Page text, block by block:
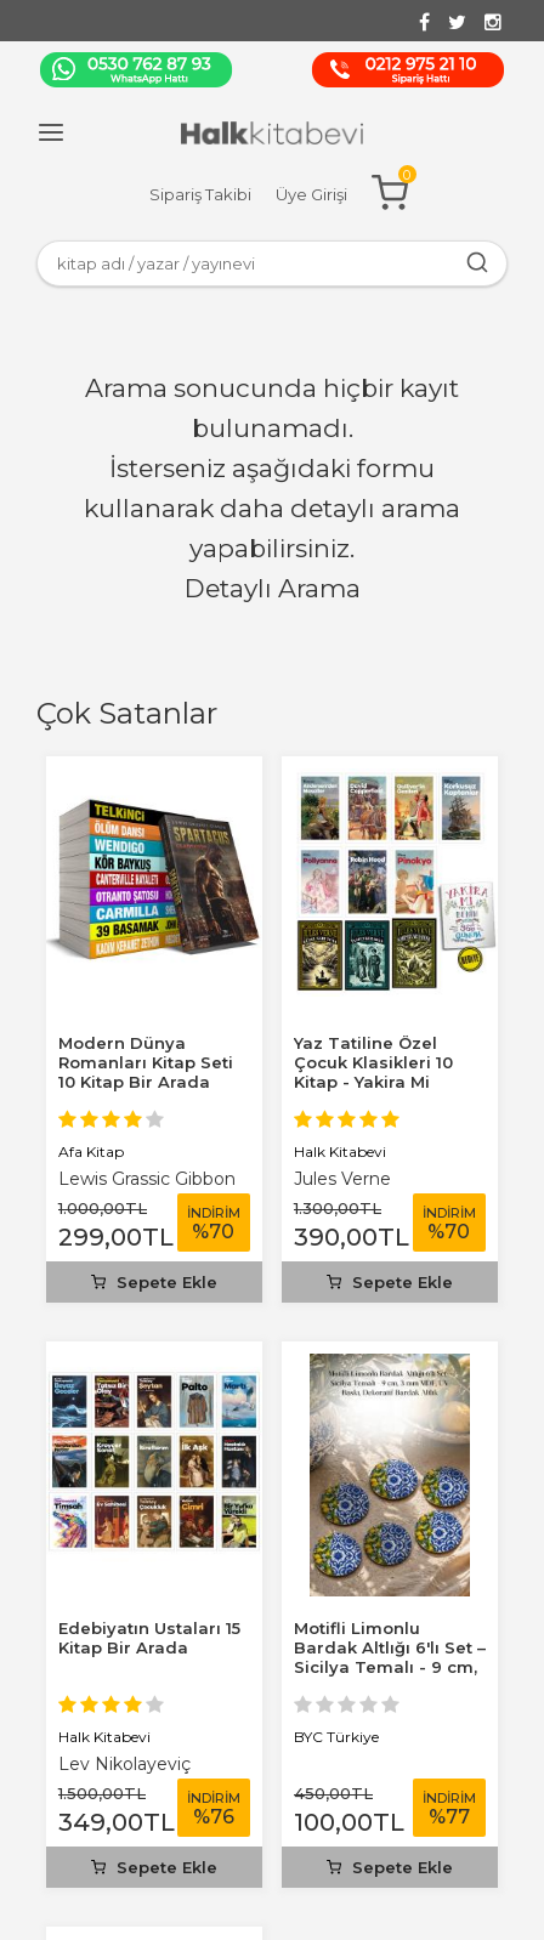
Sipariş Takibi Üye Girişi
0
Çok Satanlar
Modern Dünya
Romanları Kitap Seti
10 Kitap Bir Arada
Afa Kitap
Lewis Grassic Gibbon
1.000,00TL
299,00TL
İNDİRİM
%70
Sepete Ekle
Yaz Tatiline Özel
Çocuk Klasikleri 10
Kitap - Yakira Mi
Halk Kitabevi
Jules Verne
1.300,00TL
390,00TL
İNDİRİM
%70
Sepete Ekle
Edebiyatın Ustaları 15
Kitap Bir Arada
Halk Kitabevi
Lev Nikolayeviç
Tolstoy
1.500,00TL
349,00TL
İNDİRİM
%76
Sepete Ekle
Motifli Limonlu
Bardak Altlığı 6'lı Set –
Sicilya Temalı - 9 cm,
BYC Türkiye
450,00TL
100,00TL
İNDİRİM
%77
Sepete Ekle
Arama sonucunda hiçbir kayıt
bulunamadı.
İsterseniz aşağıdaki formu
kullanarak daha detaylı arama
yapabilirsiniz.
Detaylı Arama